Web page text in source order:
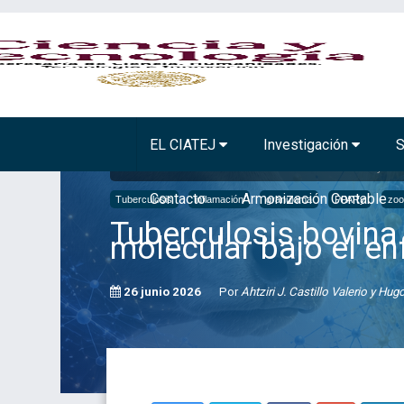
EL CIATEJ Investigación
Contacto Armonización Contable
Tuberculosis inflamación granuloma PPARy
Tuberculosis
molecular bajo el
26 junio 2026 Por Ahtziri J. Castillo Valerio y